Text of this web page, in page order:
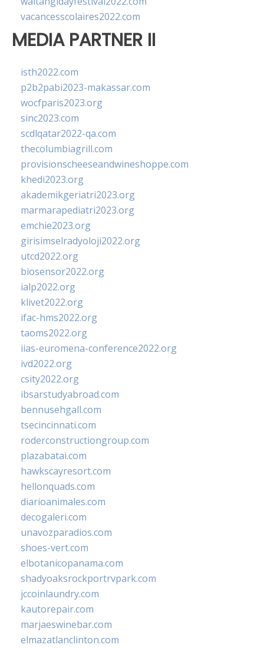
vacancesscolaires2022.com
MEDIA PARTNER II
isth2022.com
p2b2pabi2023-makassar.com
wocfparis2023.org
sinc2023.com
scdlqatar2022-qa.com
thecolumbiagrill.com
provisionscheeseandwineshoppe.com
khedi2023.org
akademikgeriatri2023.org
marmarapediatri2023.org
emchie2023.org
girisimselradyoloji2022.org
utcd2022.org
biosensor2022.org
ialp2022.org
klivet2022.org
ifac-hms2022.org
taoms2022.org
iias-euromena-conference2022.org
ivd2022.org
csity2022.org
ibsarstudyabroad.com
bennusehgall.com
tsecincinnati.com
roderconstructiongroup.com
plazabatai.com
hawkscayresort.com
hellonquads.com
diarioanimales.com
decogaleri.com
unavozparadios.com
shoes-vert.com
elbotanicopanama.com
shadyoaksrockportrvpark.com
jccoinlaundry.com
kautorepair.com
marjaeswinebar.com
elmazatlanclinton.com